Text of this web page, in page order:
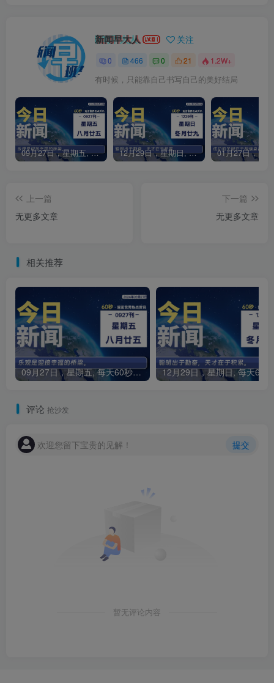
新闻早大人 关注
0 466 0 21 1.2W+
有时候，只能靠自己书写自己的美好结局
09月27日，星期五, 每天60秒读懂全世界！ 12月29日，星期日, 每天60秒读懂全世界！
上一篇
无更多文章
下一篇
无更多文章
相关推荐
09月27日，星期五, 每天60秒读懂全世界！
评论 抢沙发
欢迎您留下宝贵的见解！ 提交
暂无评论内容